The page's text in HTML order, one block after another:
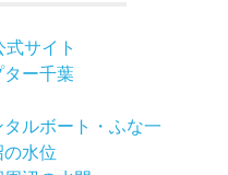
式サイト
ター千葉
ルボート・ふな一
水位